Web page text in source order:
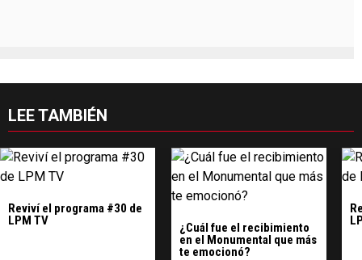
LEE TAMBIÉN
Reviví el programa #30 de
LPM TV
¿Cuál fue el recibimiento
en el Monumental que más
te emocionó?